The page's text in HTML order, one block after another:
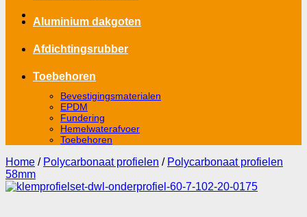
Aluminium dakgoten
Afdichtingsrubber
Toebehoren
Bevestigingsmaterialen
EPDM
Fundering
Hemelwaterafvoer
Toebehoren
Home / Polycarbonaat profielen / Polycarbonaat profielen
58mm